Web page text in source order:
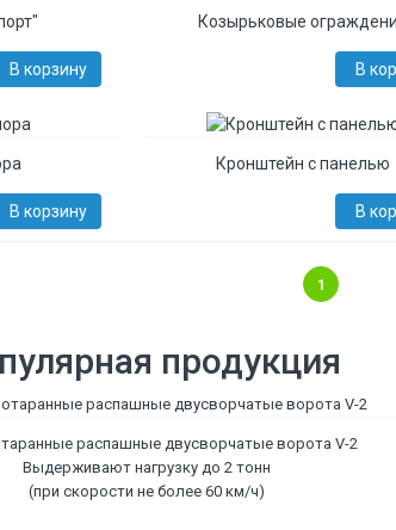
В корзину
Козырьковые
В
В корзину
Кронштейн с панелью
В
1
продукция
распашные двусворчатые ворота V-2
Выдерживают нагрузку до 2 тонн
(при скорости не более 60 км/ч)